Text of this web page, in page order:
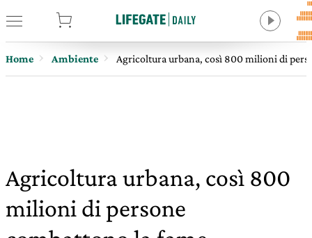
Home Ambiente Agricoltura urbana, così 800 milioni di
Agricoltura urbana, così 800
milioni di persone